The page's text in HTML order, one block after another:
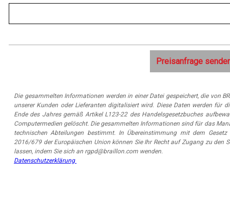
Die gesammelten Informationen werden in einer Datei gespeichert, die von
unserer Kunden oder Lieferanten digitalisiert wird. Diese Daten werden für
Ende des Jahres gemäß Artikel L123-22 des Handelsgesetzbuches
Computermedien gelöscht. Die gesammelten Informationen sind für das
technischen Abteilungen bestimmt. In Übereinstimmung mit dem
2016/679 der Europäischen Union können Sie Ihr Recht auf Zugang zu den
lassen, indem Sie sich an rgpd@braillon.com wenden.
Datenschutzerklärung